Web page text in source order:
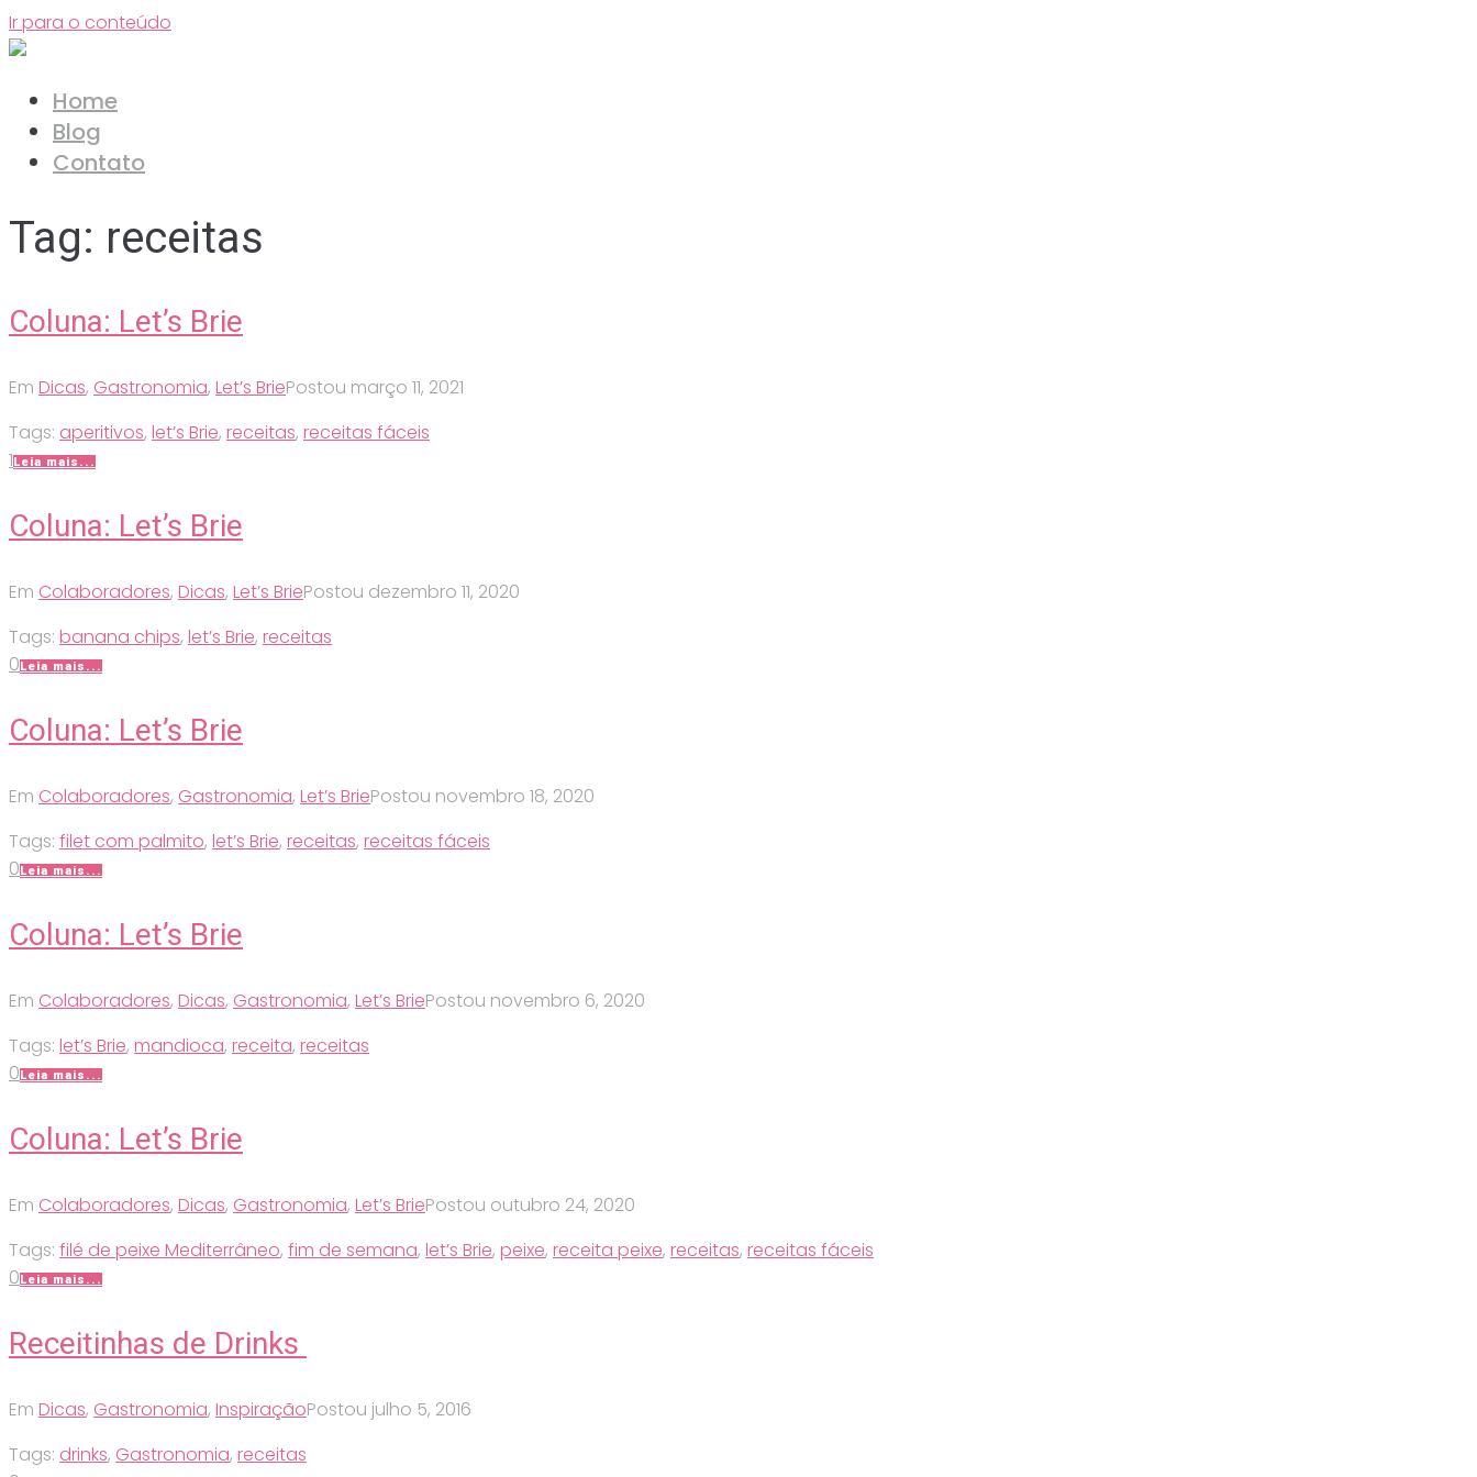
Ir para o conteúdo
Home
Blog
Contato
Tag: receitas
Coluna: Let’s Brie
Em Dicas, Gastronomia, Let’s BriePostou março 11, 2021
Tags: aperitivos, let’s Brie, receitas, receitas fáceis
1Leia mais...
Coluna: Let’s Brie
Em Colaboradores, Dicas, Let’s BriePostou dezembro 11, 2020
Tags: banana chips, let’s Brie, receitas
0Leia mais...
Coluna: Let’s Brie
Em Colaboradores, Gastronomia, Let’s BriePostou novembro 18, 2020
Tags: filet com palmito, let’s Brie, receitas, receitas fáceis
0Leia mais...
Coluna: Let’s Brie
Em Colaboradores, Dicas, Gastronomia, Let’s BriePostou novembro 6, 2020
Tags: let’s Brie, mandioca, receita, receitas
0Leia mais...
Coluna: Let’s Brie
Em Colaboradores, Dicas, Gastronomia, Let’s BriePostou outubro 24, 2020
Tags: filé de peixe Mediterrâneo, fim de semana, let’s Brie, peixe, receita peixe, receitas, receitas fáceis
0Leia mais...
Receitinhas de Drinks
Em Dicas, Gastronomia, InspiraçãoPostou julho 5, 2016
Tags: drinks, Gastronomia, receitas